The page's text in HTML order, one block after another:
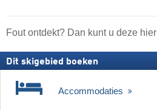
Fout ontdekt? Dan kunt u deze hier
Dit skigebied boeken
Accommodaties